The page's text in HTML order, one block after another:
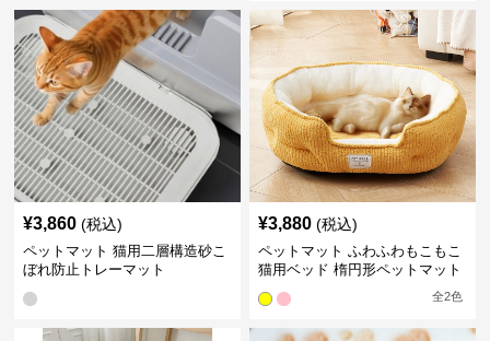
¥3,860 (税込)
ペットマット 猫用二層構造砂こ
ぼれ防止トレーマット
¥3,880 (税込)
ペットマット ふわふわもこもこ
猫用ベッド 楕円形ペットマット
全2色